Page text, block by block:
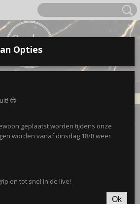
(0)
Opties
😎
geplaatst worden tijdens onze
worden vanaf dinsdag 18/8 weer
en tot snel in de live!
Ok